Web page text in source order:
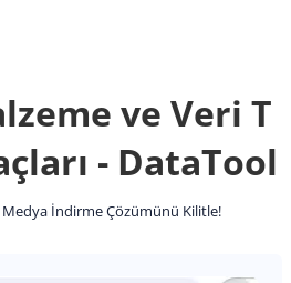
ve Veri T
- DataTool
İndirme Çözümünü Kilitle!